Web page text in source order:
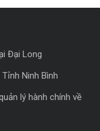
Đại Long
Ninh Bình
lý hành chính về